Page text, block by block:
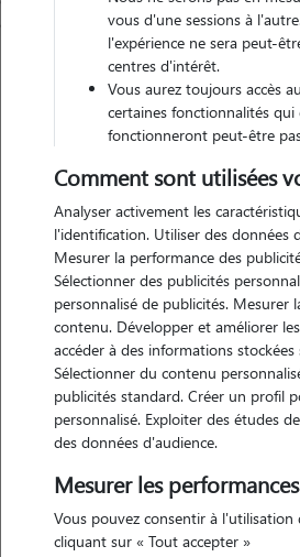
Motivation
bonjour ! depuis 1 ans je suis partie
me manquent. je serais ravie de garder
occuper. les visites serait alors du
apporter un peu de compagnie
Expérience
j'ai 2 chats, j'ai donc les compétences
de garder plusieurs fois un chien d'une
vous d'une sessions à
l'expérience ne sera peut-
centres d'intérêt.
Vous aurez toujours accès
certaines fonctionnalités
fonctionneront peut-être
Comment sont utilisées
Analyser activement les
l'identification. Utiliser des données
Mesurer la performance des
Sélectionner des publicités
personnalisé de publicités. Mesurer
contenu. Développer et améliorer
accéder à des informations
Sélectionner du contenu
publicités standard. Créer un profil
personnalisé. Exploiter des études
des données d'audience.
Mesurer les performances
Vous pouvez consentir à l'utilisation
cliquant sur « Tout accepter »